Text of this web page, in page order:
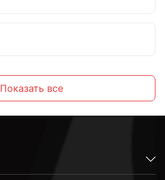
Показать все